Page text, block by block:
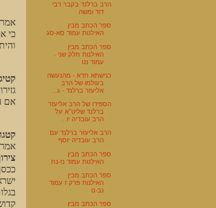
אמר
כי
אם
הרב ברלנד בקבר רבי
דוד ומשה
ספר הכתב מבין
האילנות עמוד סא-סג
ספר הכתב מבין
האילנות חלק שני -
עמוד נט
כנישתא חדא - מהנעשה
בעולמו של הרב
אליעזר ברלנד - ג...
הספידו של הרב אליעזר
ברלנד שליט"א על
הרב עובדיה יו...
הרב אליעזר ברלנד עם
הרב עובדיה יוסף
ספר הכתב מבין
האילנות עמוד נז-נח
ספר הכתב מבין
האילנות פרק ז עמוד
נב-נו
ספר הכתב מבין